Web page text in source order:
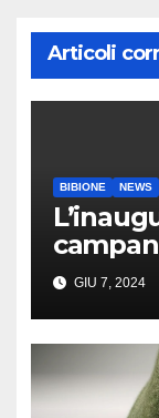
Articoli
BIBIONE NEWS
Santa
Bibione
GIU 7, 2024